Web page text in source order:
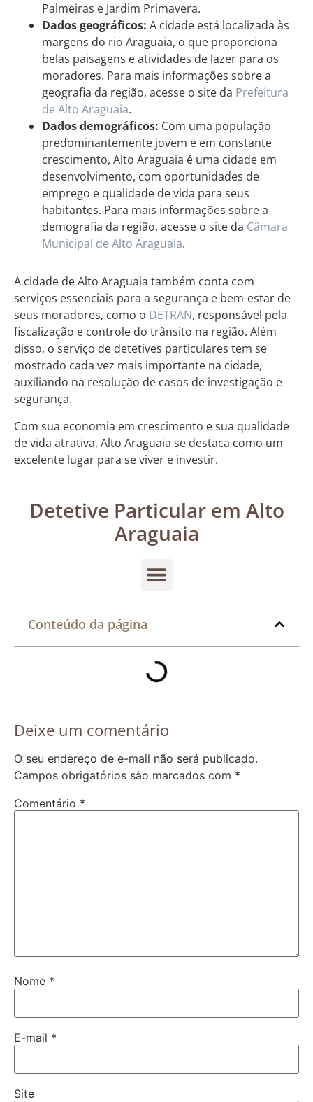
Palmeiras e Jardim Primavera.
Dados geográficos: A cidade está localizada às
margens do rio Araguaia, o que proporciona
belas paisagens e atividades de lazer para os
moradores. Para mais informações sobre a
geografia da região, acesse o site da Prefeitura
de Alto Araguaia.
Dados demográficos: Com uma população
predominantemente jovem e em constante
crescimento, Alto Araguaia é uma cidade em
desenvolvimento, com oportunidades de
emprego e qualidade de vida para seus
habitantes. Para mais informações sobre a
demografia da região, acesse o site da Câmara
Municipal de Alto Araguaia.
A cidade de Alto Araguaia também conta com
serviços essenciais para a segurança e bem-estar de
seus moradores, como o DETRAN, responsável pela
fiscalização e controle do trânsito na região. Além
disso, o serviço de detetives particulares tem se
mostrado cada vez mais importante na cidade,
auxiliando na resolução de casos de investigação e
segurança.
Com sua economia em crescimento e sua qualidade
de vida atrativa, Alto Araguaia se destaca como um
excelente lugar para se viver e investir.
Detetive Particular em Alto
Araguaia
Conteúdo da página
Deixe um comentário
O seu endereço de e-mail não será publicado.
Campos obrigatórios são marcados com *
Comentário *
Nome *
E-mail *
Site